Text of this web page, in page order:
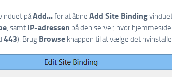
påAdd...for at åbne Add Site Binding
, samt IP-adressen på den server, hvor
443). Brug Browse knappen til at vælge det